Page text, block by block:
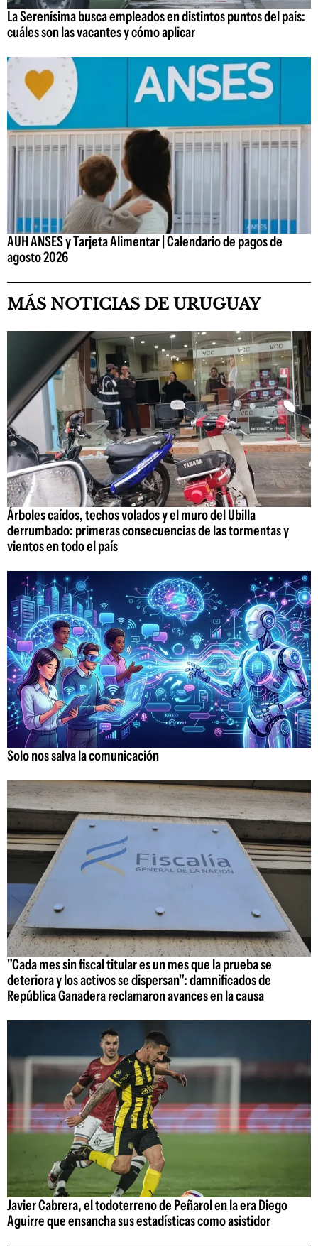
La Serenísima busca empleados en distintos puntos del país:
cuáles son las vacantes y cómo aplicar
AUH ANSES y Tarjeta Alimentar | Calendario de pagos de
agosto 2026
MÁS NOTICIAS DE URUGUAY
Árboles caídos, techos volados y el muro del Ubilla
derrumbado: primeras consecuencias de las tormentas y
vientos en todo el país
Solo nos salva la comunicación
"Cada mes sin fiscal titular es un mes que la prueba se
deteriora y los activos se dispersan": damnificados de
República Ganadera reclamaron avances en la causa
Javier Cabrera, el todoterreno de Peñarol en la era Diego
Aguirre que ensancha sus estadísticas como asistidor